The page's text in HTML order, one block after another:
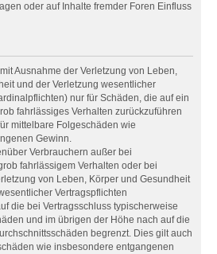
oder auf Inhalte fremder Foren Einfluss
Ausnahme der Verletzung von Leben,
und der Verletzung wesentlicher
nur für Schäden, die auf ein
fahrlässiges Verhalten zurückzuführen
mittelbare Folgeschäden wie
Gewinn.
Verbrauchern außer bei
fahrlässigem Verhalten oder bei
von Leben, Körper und Gesundheit
Vertragspflichten
die bei Vertragsschluss typischerweise
und im übrigen der Höhe nach auf die
begrenzt. Dies gilt auch
wie insbesondere entgangenen